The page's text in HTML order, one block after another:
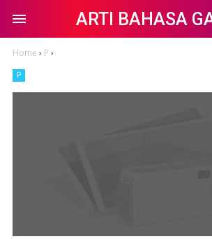
ARTI BAHASA
Home › P ›
P